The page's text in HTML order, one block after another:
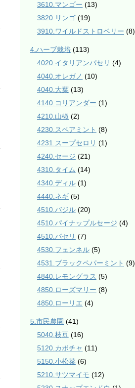
3610.マンゴー (13)
3820.リンゴ (19)
3910.ワイルドストロベリー (8)
4.ハーブ栽培 (113)
4020.イタリアンパセリ (4)
4040.オレガノ (10)
4040.大葉 (13)
4140.コリアンダー (1)
4210.山椒 (2)
4230.スペアミント (8)
4231.スープセロリ (1)
4240.セージ (21)
4310.タイム (14)
4340.ディル (1)
4440.ネギ (5)
4510.バジル (20)
4510.パイナップルセージ (4)
4510.パセリ (7)
4530.フェンネル (5)
4531.ブラックペパーミント (9)
4840.レモングラス (5)
4850.ローズマリー (8)
4850.ローリエ (4)
5.市民農園 (41)
5040.枝豆 (16)
5120.カボチャ (11)
5150.小松菜 (6)
5210.サツマイモ (12)